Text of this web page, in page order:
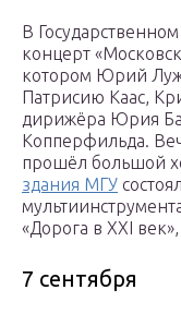
В
концерт
котором Юрий
Патрисию Каас,
дирижёра Юрия
Копперфильда.
прошёл большой
здания МГУ
«Дорога в XXI
7 сентября